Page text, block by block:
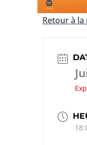
Retour à la